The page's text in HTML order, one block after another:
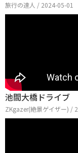
旅行の達人 / 2024-05-01
池間大橋ドライブ
ZKgazer(絶景ゲイザー) /